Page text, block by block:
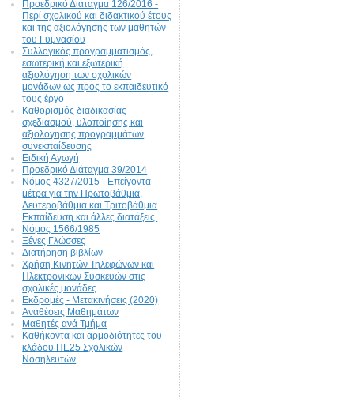
Προεδρικό Διάταγμα 126/2016 -
Περί σχολικού και διδακτικού έτους
και της αξιολόγησης των μαθητών
του Γυμνασίου
Συλλογικός προγραμματισμός,
εσωτερική και εξωτερική
αξιολόγηση των σχολικών
μονάδων ως προς το εκπαιδευτικό
τους έργο
Καθορισμός διαδικασίας
σχεδιασμού, υλοποίησης και
αξιολόγησης προγραμμάτων
συνεκπαίδευσης
Ειδική Αγωγή
Προεδρικό Διάταγμα 39/2014
Νόμος 4327/2015 - Επείγοντα
μέτρα για την Πρωτοβάθμια,
Δευτεροβάθμια και Τριτοβάθμια
Εκπαίδευση και άλλες διατάξεις.
Νόμος 1566/1985
Ξένες Γλώσσες
Διατήρηση βιβλίων
Χρήση Κινητών Τηλεφώνων και
Ηλεκτρονικών Συσκευών στις
σχολικές μονάδες
Εκδρομές - Μετακινήσεις (2020)
Αναθέσεις Μαθημάτων
Μαθητές ανά Τμήμα
Καθήκοντα και αρμοδιότητες του
κλάδου ΠΕ25 Σχολικών
Νοσηλευτών